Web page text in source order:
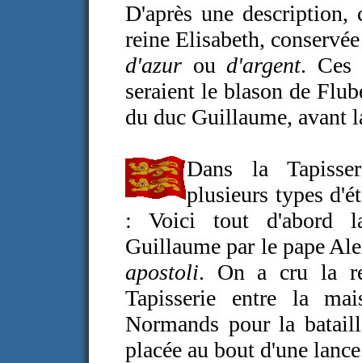
D'après une description,
reine Elisabeth,
d'azur ou d'argent. Ces
seraient le blason de
du duc Guillaume, avant
Dans la
plusieurs types
: Voici tout d'abord
Guillaume par le pape
apostoli. On a cru la
Tapisserie entre la
Normands pour la
placée au bout d'une